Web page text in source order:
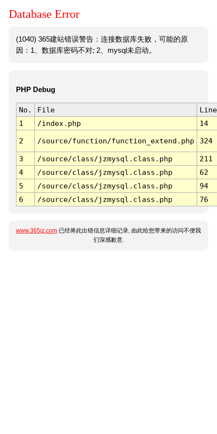
Database Error
(1040) 365建站错误警告：连接数据库失败，可能的原
因：1、数据库密码不对; 2、mysql未启动。
PHP Debug
No. File
Line
1
/index.php 14
2 /source/function/function_extend.php 324
3 /source/class/jzmysql.class.php
211
4
/source/class/jzmysql.class.php
62
5
/source/class/jzmysql.class.php
94
6
/source/class/jzmysql.class.php 76
www.365jz.com 已经将此出错信息详细记录, 由此给您带来的访问不便我
们深感歉意.